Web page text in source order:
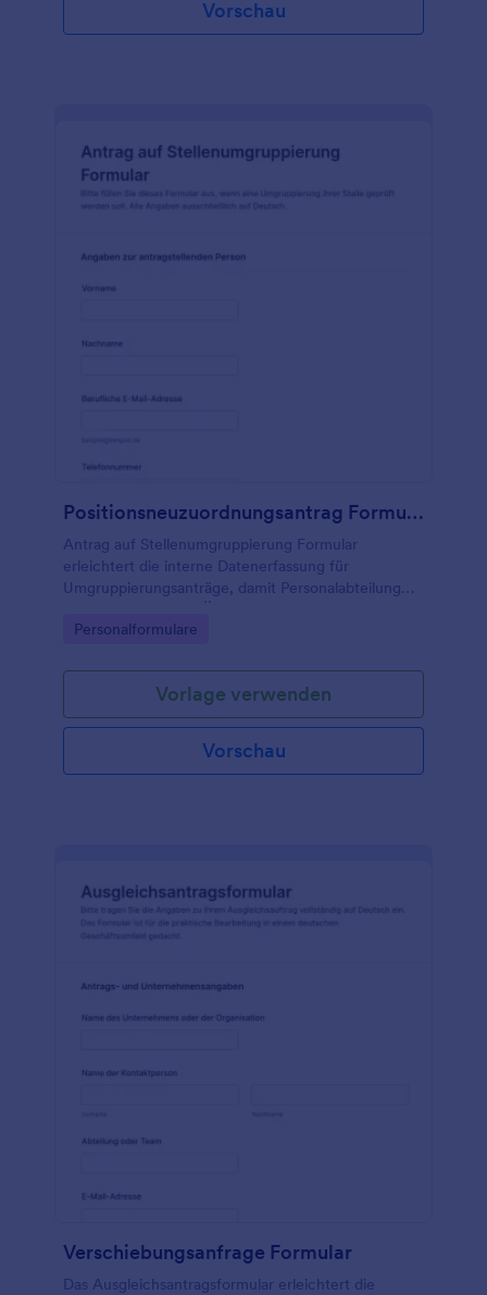
Vorschau
Positionsneuzuordnungsantrag Formular
Antrag auf Stellenumgruppierung Formular
erleichtert die interne Datenerfassung für
Umgruppierungsanträge, damit Personalabteilung
Abteilung konsistent prüfen und dokumentieren
Go to Category:
Personalformulare
Vorlage verwenden
Vorschau
Verschiebungsanfrage Formular
Das Ausgleichsantragsformular erleichtert die